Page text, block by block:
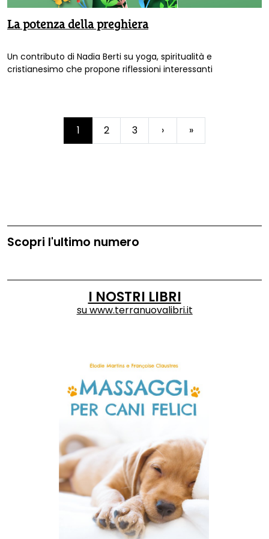
La potenza della preghiera
Un contributo di Nadia Berti su yoga, spiritualità e
cristianesimo che propone riflessioni interessanti
Page
navigation
Current
1 Page
2 Page
3 › »
Scopri l'ultimo numero
I NOSTRI LIBRI
suwww.terranuovalibri.it